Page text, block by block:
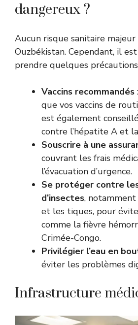
dangereux ?
Aucun risque sanitaire majeur
Ouzbékistan. Cependant, il
prendre quelques
Vaccins recommandés
que vos vaccins de
est également
contre l’hépatite A et
Souscrire à une
couvrant les frais
l’évacuation d’urgence.
Se protéger contre
d’insectes,
et les tiques, pour
comme la fièvre
Crimée-Congo.
Privilégier l’eau en
éviter les problèmes
Infrastructure